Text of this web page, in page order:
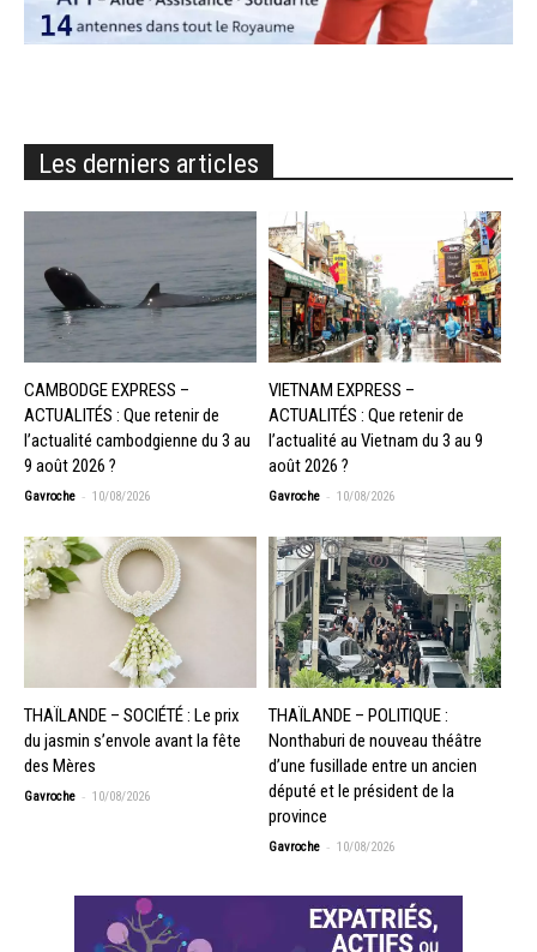
Les derniers articles
CAMBODGE EXPRESS –
ACTUALITÉS : Que retenir de
l’actualité cambodgienne du 3 au
9 août 2026 ?
Gavroche - 10/08/2026
VIETNAM EXPRESS –
ACTUALITÉS : Que retenir de
l’actualité au Vietnam du 3 au 9
août 2026 ?
Gavroche - 10/08/2026
THAÏLANDE – SOCIÉTÉ : Le prix
du jasmin s’envole avant la fête
des Mères
Gavroche - 10/08/2026
THAÏLANDE – POLITIQUE :
Nonthaburi de nouveau théâtre
d’une fusillade entre un ancien
député et le président de la
province
Gavroche - 10/08/2026